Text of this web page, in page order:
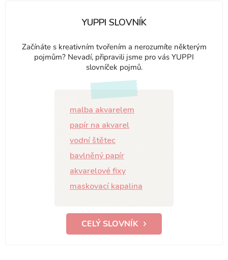
YUPPI SLOVNÍK
Začínáte s kreativním tvořením a nerozumíte některým
pojmům? Nevadí, připravili jsme pro vás YUPPI
slovníček pojmů.
malba akvarelem
papír na akvarel
vodní štětec
bavlněný papír
akvarelové fixy
maskovací kapalina
CELÝ SLOVNÍK